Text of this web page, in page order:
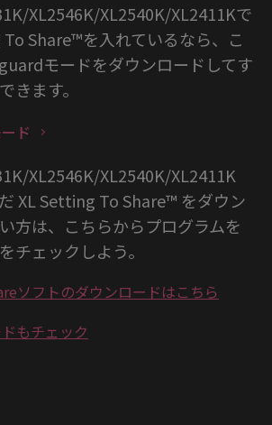
XL2546K/XL2540K/XL2411Kで
Share™を入れているなら、こ
モードをダウンロードしてす
きます。
ド
XL2546K/XL2540K/XL2411K
XL Setting To Share™ をダウン
方は、こちらからプログラムを
チェックしよう。
ソフトのダウンロードはこちら
もチェック